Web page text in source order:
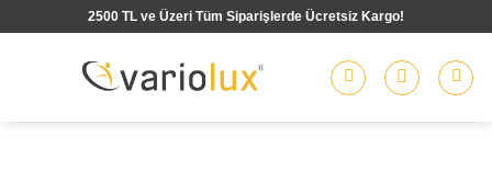
2500 TL ve Üzeri Tüm Siparişlerde Ücretsiz Kargo!